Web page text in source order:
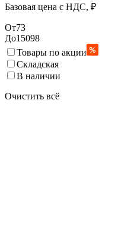
Базовая цена с НДС, ₽
От73
До15098
Товары по акции
Складская
В наличии
Очистить всё